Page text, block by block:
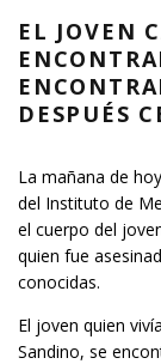
EL JOVEN
DESPUÉS
La mañana de
del Instituto de
el cuerpo del
quien fue
conocidas.
El joven quien
Sandino, se